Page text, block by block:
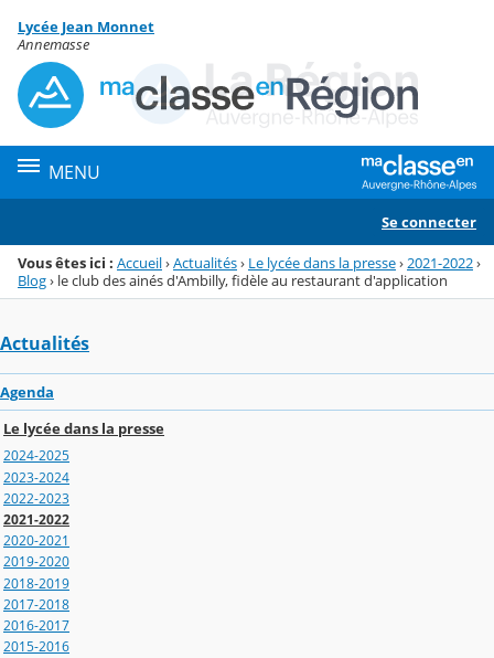
Menu de la rubrique
Contenu
Lycée Jean Monnet
Annemasse
MENU
Se connecter
Vous êtes ici : Accueil›Actualités› Le lycée dans la presse› 2021-2022›
Blog› le club des ainés d'Ambilly, fidèle au restaurant d'application
Actualités
Agenda
Le lycée dans la presse
2024-2025
2023-2024
2022-2023
2021-2022
2020-2021
2019-2020
2018-2019
2017-2018
2016-2017
2015-2016